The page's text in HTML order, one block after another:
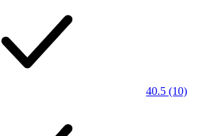
40.5 (10)